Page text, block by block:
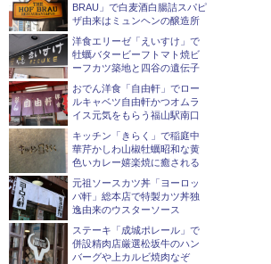
BRAU」で白麦酒白腸詰スパピ
ザ由来はミュンヘンの醸造所
洋食エリーゼ「えいすけ」で
牡蠣バタービーフトマト焼ビ
ーフカツ築地と四谷の遺伝子
おでん洋食「自由軒」でロー
ルキャベツ自由軒かつオムラ
イス元気をもらう福山駅南口
キッチン「きらく」で稲庭中
華芹かしわ山椒牡蠣昭和な黄
色いカレー嬉楽焼に癒される
元祖ソースカツ丼「ヨーロッ
パ軒」総本店で特製カツ丼独
逸由来のウスターソース
ステーキ「成城ポレール」で
併設精肉店厳選松坂牛のハン
バーグや上カルビ焼肉なぞ